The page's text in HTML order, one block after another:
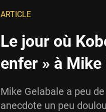
ARTICLE
Le jour où
enfer » à Mike
Mike Gelabale a peu
anecdote un peu